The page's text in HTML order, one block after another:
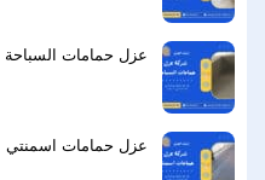
عزل حمامات السباحة
عزل حمامات اسمنتي